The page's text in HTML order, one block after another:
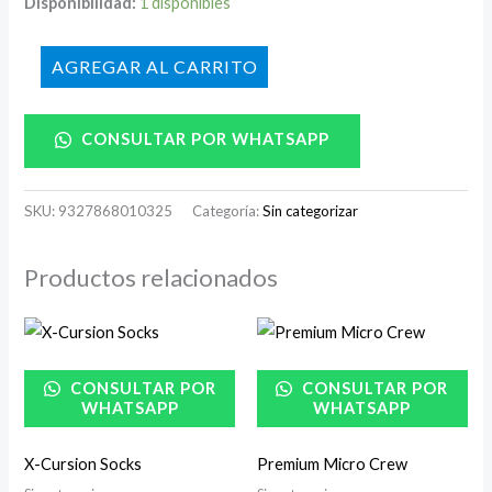
AÑADIR AL CARRITO
CONSULTAR POR WHATSAPP
SKU: 9327868010325 Categoría:Sin categorizar
Productos relacionados
CONSULTAR POR
WHATSAPP
X-Cursion Socks
CONSULTAR POR
WHATSAPP
Premium Micro Crew